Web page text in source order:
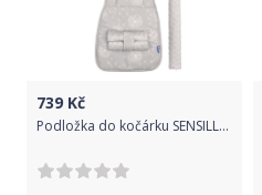
739 Kč
Podložka do kočárku SENSILLO, model Deluxe, set 4ks, motiv pampeliška